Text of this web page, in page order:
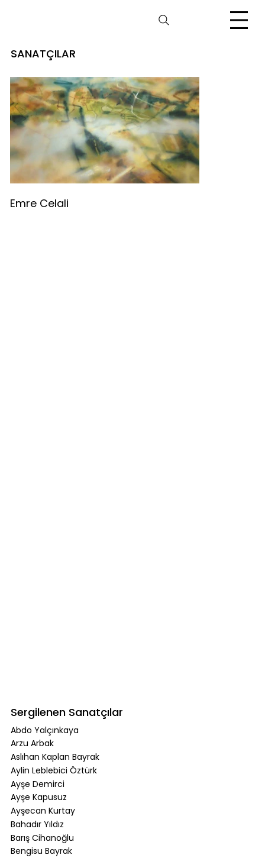
SANATÇILAR
Emre Celali
Sergilenen Sanatçılar
Abdo Yalçınkaya
Arzu Arbak
Aslıhan Kaplan Bayrak
Aylin Leblebici Öztürk
Ayşe Demirci
Ayşe Kapusuz
Ayşecan Kurtay
Bahadır Yıldız
Barış Cihanoğlu
Bengisu Bayrak